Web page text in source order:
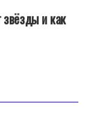
звёзды и как